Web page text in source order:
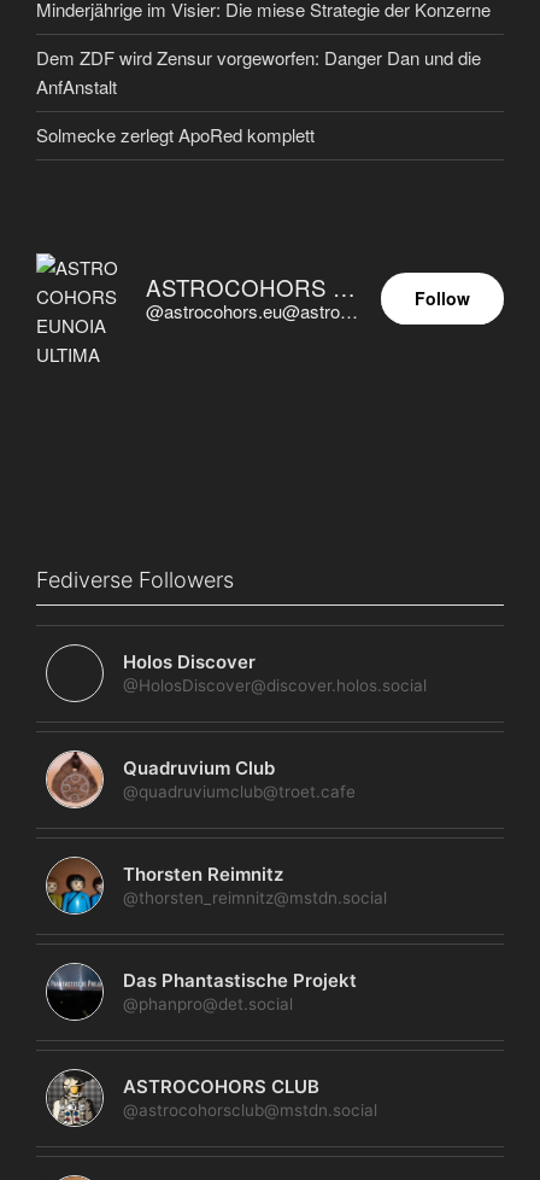
Minderjährige im Visier: Die miese Strategie der Konzerne
Dem ZDF wird Zensur vorgeworfen: Danger Dan und die
AnfAnstalt
Solmecke zerlegt ApoRed komplett
ASTROCOHORS EUNOIA ULTIMA
@astrocohors.eu@astrocohors.eu
Follow
Fediverse Followers
Holos Discover
@HolosDiscover@discover.holos.social
Quadruvium Club
@quadruviumclub@troet.cafe
Thorsten Reimnitz
@thorsten_reimnitz@mstdn.social
Das Phantastische Projekt
@phanpro@det.social
ASTROCOHORS CLUB
@astrocohorsclub@mstdn.social